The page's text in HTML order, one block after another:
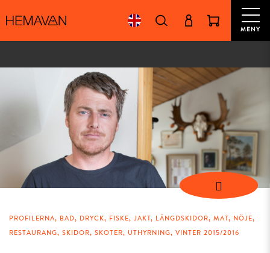
MENY
PROFILERNA BAD DRYCK FISKE JAKT LÄNGDSKIDOR MAT NÖJE
RESTAURANG SKIDOR SKOTER UTHYRNING VINTER 2015/2016